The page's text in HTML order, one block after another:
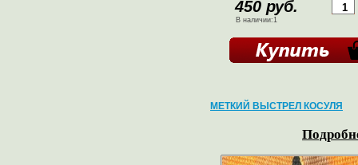
450 руб.
В наличии:1
МЕТКИЙ ВЫСТРЕЛ КОСУЛЯ